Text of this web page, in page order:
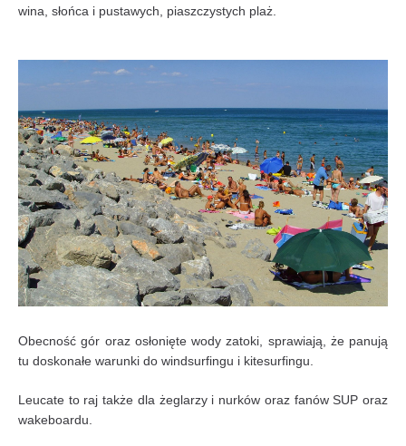
wina, słońca i pustawych, piaszczystych plaż.
Obecność gór oraz osłonięte wody zatoki, sprawiają, że panują
tu doskonałe warunki do windsurfingu i kitesurfingu.
Leucate to raj także dla żeglarzy i nurków oraz fanów SUP oraz
wakeboardu.